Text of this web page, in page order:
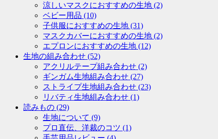
涼しいマスクにおすすめの生地 (2)
ベビー用品 (10)
子供服におすすめの生地 (31)
マスクカバーにおすすめの生地 (2)
エプロンにおすすめの生地 (12)
生地の組み合わせ (52)
アクリルテープ組み合わせ (2)
ギンガム生地組み合わせ (27)
ストライプ生地組み合わせ (23)
リバティ生地組み合わせ (1)
読みもの (29)
生地について (9)
プロ直伝、洋裁のコツ (1)